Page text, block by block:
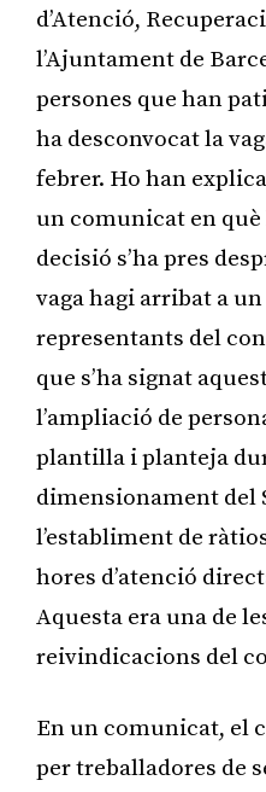
d’Atenció,
l’Ajuntament de
persones que han
ha desconvocat la
febrer. Ho han
un comunicat en
decisió s’ha pres
vaga hagi arribat a
representants del
que s’ha signat
l’ampliació de
plantilla i planteja
dimensionament del
l’establiment de
hores d’atenció
Aquesta era una de
reivindicacions del
En un comunicat, el
per treballadores de